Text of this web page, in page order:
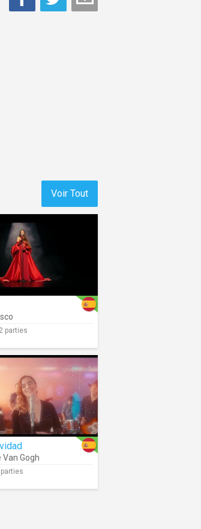
Voir Tout
parties
Van Gogh